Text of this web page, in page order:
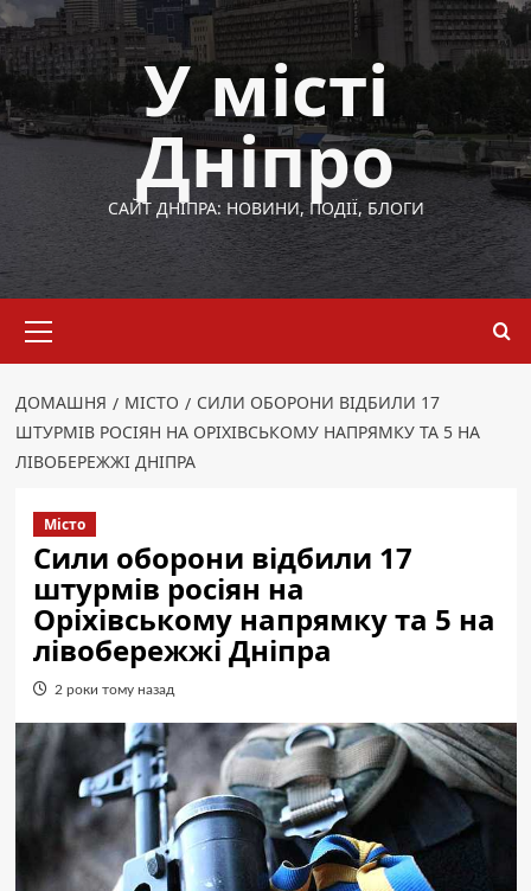
Перейти
до
вмісту
У місті
Дніпро
САЙТ ДНІПРА: НОВИНИ, ПОДІЇ, БЛОГИ
меню
ДОМАШНЯ МІСТО
СИЛИ ОБОРОНИ ВІДБИЛИ 17
ШТУРМІВ РОСІЯН НА ОРІХІВСЬКОМУ НАПРЯМКУ ТА 5 НА
ЛІВОБЕРЕЖЖІ ДНІПРА
Місто
Сили оборони відбили 17
штурмів росіян на
Оріхівському напрямку та 5 на
лівобережжі Дніпра
2 роки тому назад